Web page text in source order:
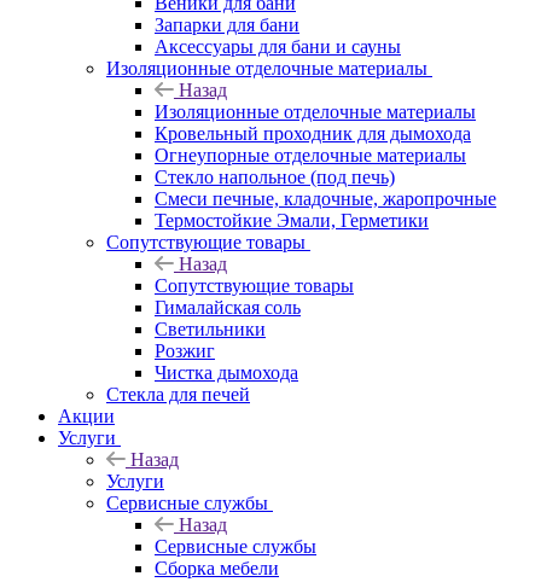
Запарки для бани
Аксессуары для бани и сауны
Изоляционные отделочные материалы
Назад
Изоляционные отделочные материалы
Кровельный проходник для дымохода
Огнеупорные отделочные материалы
Стекло напольное (под печь)
Смеси печные, кладочные, жаропрочные
Термостойкие Эмали, Герметики
Сопутствующие товары
Назад
Сопутствующие товары
Гималайская соль
Светильники
Розжиг
Чистка дымохода
Стекла для печей
Акции
Услуги
Назад
Услуги
Сервисные службы
Назад
Сервисные службы
Сборка мебели